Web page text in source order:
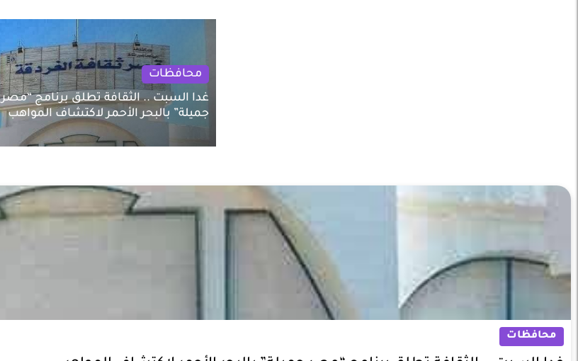
محافظات
غدا السبت .. الثقافة تطلق برنامج “مصر
جميلة” بالبحر الأحمر لاكتشاف المواهب
محافظات